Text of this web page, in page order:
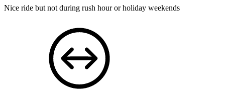
Nice ride but not during rush hour or holiday weekends